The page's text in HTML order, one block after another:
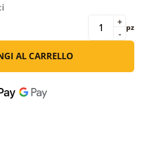
-
+ pz
AL CARRELLO